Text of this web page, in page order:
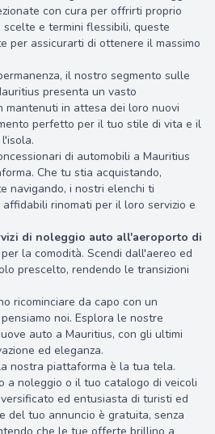
volta con cura per offrirti proprio
e termini flessibili, queste
per assicurarti di ottenere il massimo
il nostro segmento sulle
presenta un vasto
mantenuti in attesa dei loro nuovi
perfetto per il tuo stile di vita e il
di automobili a Mauritius
Che tu stia acquistando,
navigando, i nostri elenchi ti
rinomati per il loro servizio e
di noleggio auto all'aeroporto di
la comodità. Scendi dall'aereo ed
prescelto, rendendo le transizioni
ricominciare da capo con un
noi. Esplora le nostre
auto a Mauritius, con gli ultimi
ed eleganza.
nostra piattaforma è la tua tela.
a noleggio o il tuo catalogo di veicoli
ed entusiasta di turisti ed
del tuo annuncio è gratuita, senza